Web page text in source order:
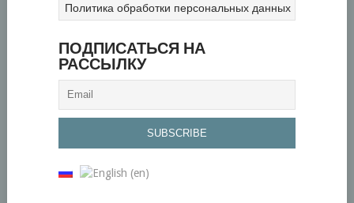
Политика обработки персональных данных
ПОДПИСАТЬСЯ НА
РАССЫЛКУ